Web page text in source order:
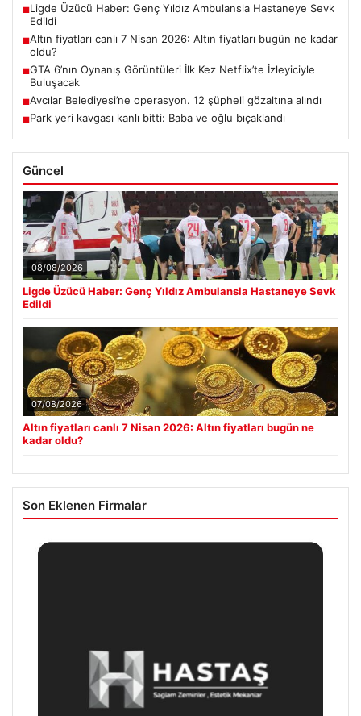
■Ligde Üzücü Haber: Genç Yıldız Ambulansla Hastaneye Sevk
Edildi
■Altın fiyatları canlı 7 Nisan 2026: Altın fiyatları bugün ne kadar
oldu?
■GTA 6’nın Oynanış Görüntüleri İlk Kez Netflix’te İzleyiciyle
Buluşacak
■Avcılar Belediyesi’ne operasyon. 12 şüpheli gözaltına alındı
■Park yeri kavgası kanlı bitti: Baba ve oğlu bıçaklandı
Güncel
08/08/2026
Ligde Üzücü Haber: Genç Yıldız Ambulansla Hastaneye Sevk
Edildi
07/08/2026
Altın fiyatları canlı 7 Nisan 2026: Altın fiyatları bugün ne
kadar oldu?
Son Eklenen Firmalar